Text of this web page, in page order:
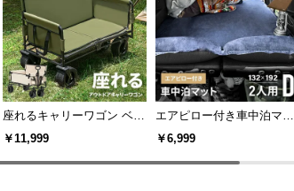
座れるキャリーワゴン ベン
チタイプ 大容量120L 耐荷
￥11,999
エアピロー付き車中泊マッ
ト 幅132cm
￥6,999